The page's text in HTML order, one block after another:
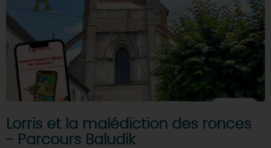
Lorris et la malédiction des ronces
- Parcours Baludik